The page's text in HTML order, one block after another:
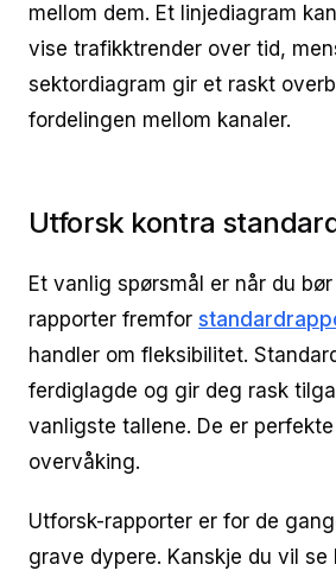
mellom dem. Et linjediagram
vise trafikktrender over tid,
sektordiagram gir et raskt
fordelingen mellom kanaler.
Utforsk kontra
Et vanlig spørsmål er når du
rapporter fremfor
handler om fleksibilitet.
ferdiglagde og gir deg rask
vanligste tallene. De er
overvåking.
Utforsk-rapporter er for de
grave dypere. Kanskje du vil se